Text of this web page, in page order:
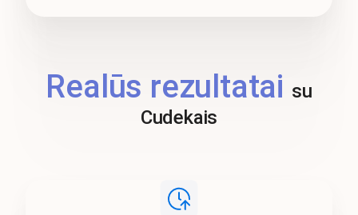
Realūs rezultatai su
Cudekais